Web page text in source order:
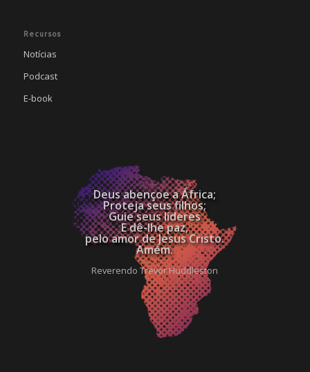
Recursos
Notícias
Podcast
E-book
Deus abençoe a África;
Proteja seus filhos;
Guie seus líderes
E dê-lhe paz,
pelo amor de Jesus Cristo.
Amém.
Reverendo Trevor Huddleston